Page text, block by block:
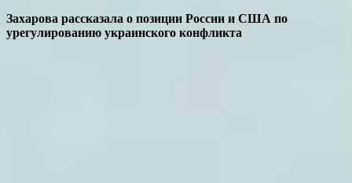
Захарова рассказала о позиции России и США по
урегулированию украинского конфликта